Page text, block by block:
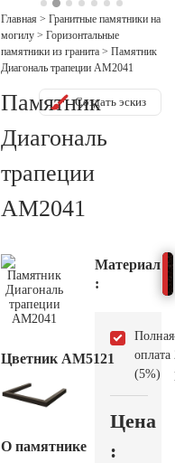
Главная > Гранитные памятники на
могилу > Горизонтальные
памятники из гранита > Памятник
Диагональ трапеции AM2041
Памятник
Диагональ
трапеции
AM2041
Создать эскиз
Цветник АМ5121
О памятнике
Материал
:
Полная
оплата
(5%)
Цена
: